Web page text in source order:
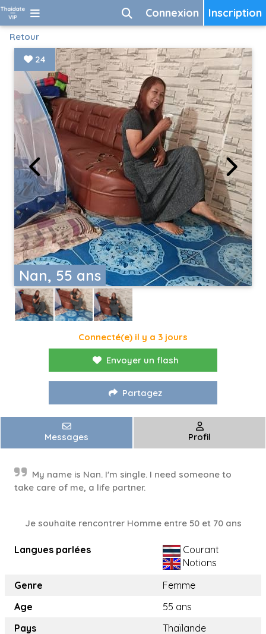
Inscription
Connexion
Retour
Nan, 55 ans
24
Connecté(e) il y a 3 jours
Envoyer un flash
Partagez
Messages Profil
My name is Nan. I'm single. I need someone to
take care of me, a life partner.
Je souhaite rencontrer Homme entre 50 et 70 ans
Langues parlées
Courant
Notions
Genre
Femme
Age
55 ans
Pays
Thaïlande